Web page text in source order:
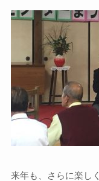
来年も、さらに楽し